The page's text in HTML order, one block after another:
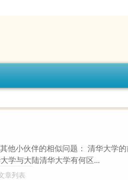
他小伙伴的相似问题： 清华大学
学与大陆清华大学有何区...
章列表